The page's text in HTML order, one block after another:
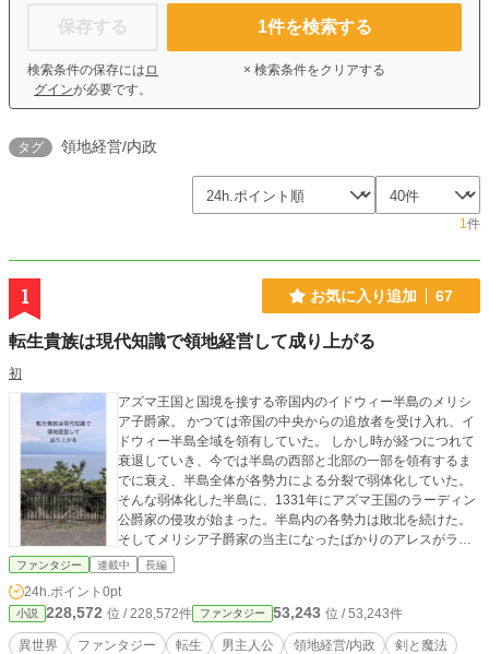
保存する
検索条件の保存には ロ
グインが必要です。
1件を検索する
× 検索条件をクリアする
タグ 領地経営/内政
1件
1 お気に入り追加 67
転生貴族は現代知識で領地経営して成り上がる
初
アズマ王国と国境を接する帝国内のイドウィー半島のメリシ
ア子爵家。 かつては帝国の中央からの追放者を受け入れ、イ
ドウィー半島全域を領有していた。 しかし時が経つにつれて
衰退していき、今では半島の西部と北部の一部を領有するま
でに衰え、半島全体が各勢力による分裂で弱体化していた。
そんな弱体化した半島に、1331年にアズマ王国のラーディン
公爵家の侵攻が始まった。半島内の各勢力は敗北を続けた。
そしてメリシア子爵家の当主になったばかりのアレスがラー
ディン公爵家を撃退することになったが、敵はこちらの五
本人。戦争とは無縁の生活をしていた。 しかしアレスは側近
とともに立ち上がった。 果たしてアレスはラーディン公爵家
に勝利し、領地と領民を守ることができるのか。 これは転生
ファンタジー 連載中 長編
24h.ポイント 0pt
小説 228,572 位 / 228,572件 ファンタジー 53,243 位 / 53,243件
異世界 ファンタジー 転生 男主人公 領地経営/内政
剣と魔法